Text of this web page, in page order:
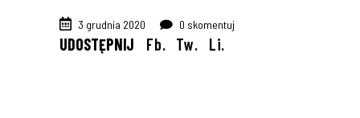
3 grudnia 2020 0 skomentuj
UDOSTĘPNIJ Fb. Tw. Li.